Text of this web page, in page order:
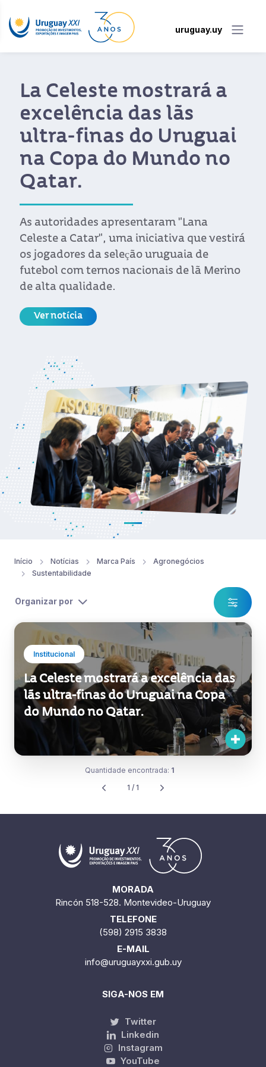
uruguay.uy
La Celeste mostrará a
excelência das lãs
ultra-finas do Uruguai
na Copa do Mundo no
Qatar.
As autoridades apresentaram "Lana
Celeste a Catar", uma iniciativa que vestirá
os jogadores da seleção uruguaia de
futebol com ternos nacionais de lã Merino
de alta qualidade.
Ver notícia
Início Notícias Marca País
Agronegócios
Sustentabilidade
Organizar por
Institucional
La Celeste mostrará a excelência das
lãs ultra-finas do Uruguai na Copa
do Mundo no Qatar.
Quantidade encontrada: 1
1 / 1
MORADA
Rincón 518-528. Montevideo-Uruguay
TELEFONE
(598) 2915 3838
E-MAIL
info@uruguayxxi.gub.uy
SIGA-NOS EM
Twitter
Linkedin
Instagram
YouTube